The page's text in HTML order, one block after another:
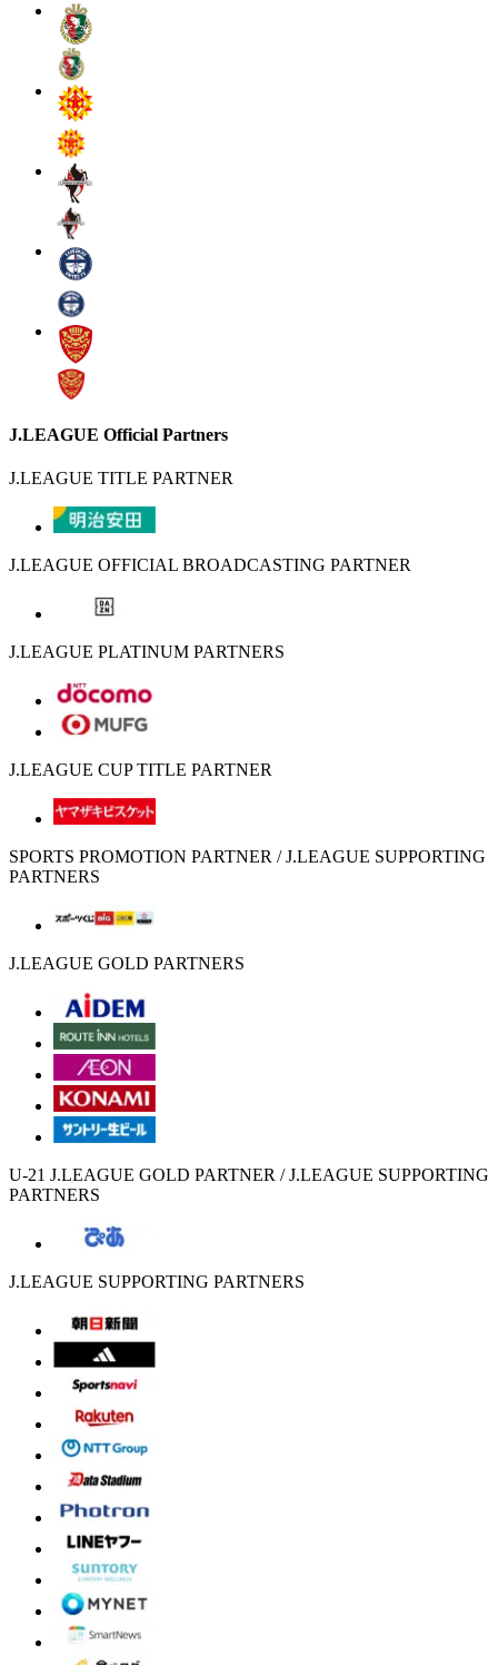
J.LEAGUE Official Partners
J.LEAGUE TITLE PARTNER
J.LEAGUE OFFICIAL BROADCASTING PARTNER
J.LEAGUE PLATINUM PARTNERS
J.LEAGUE CUP TITLE PARTNER
SPORTS PROMOTION PARTNER / J.LEAGUE SUPPORTING
PARTNERS
J.LEAGUE GOLD PARTNERS
U-21 J.LEAGUE GOLD PARTNER / J.LEAGUE SUPPORTING
PARTNERS
J.LEAGUE SUPPORTING PARTNERS